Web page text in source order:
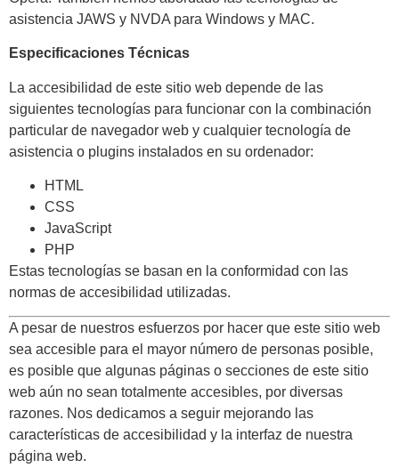
asistencia JAWS y NVDA para Windows y MAC.
Especificaciones Técnicas
La accesibilidad de este sitio web depende de las
siguientes tecnologías para funcionar con la combinación
particular de navegador web y cualquier tecnología de
asistencia o plugins instalados en su ordenador:
HTML
CSS
JavaScript
PHP
Estas tecnologías se basan en la conformidad con las
normas de accesibilidad utilizadas.
A pesar de nuestros esfuerzos por hacer que este sitio web
sea accesible para el mayor número de personas posible,
es posible que algunas páginas o secciones de este sitio
web aún no sean totalmente accesibles, por diversas
razones. Nos dedicamos a seguir mejorando las
características de accesibilidad y la interfaz de nuestra
página web.